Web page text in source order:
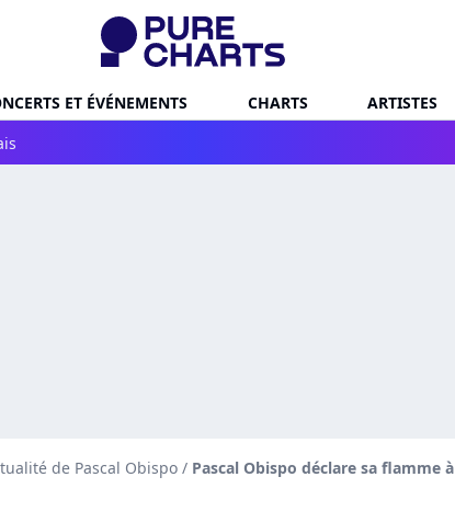
ET ÉVÉNEMENTS CHARTS ARTISTES
de Pascal Obispo / Pascal Obispo déclare sa flamme